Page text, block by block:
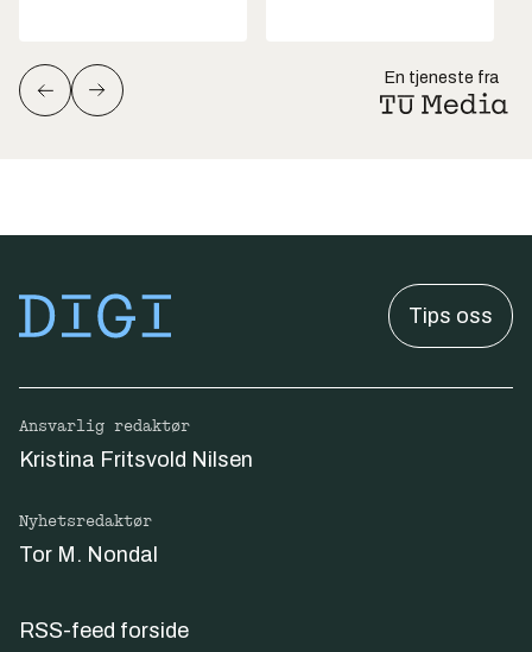
En tjeneste fra
Tips oss
Ansvarlig redaktør
Kristina Fritsvold Nilsen
Nyhetsredaktør
Tor M. Nondal
RSS-feed forside